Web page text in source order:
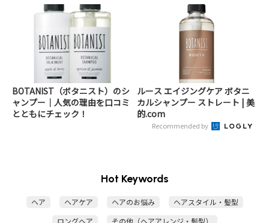
BOTANIST（ボタニスト）のシ
ャンプー｜人気の理由を口コミ
とともにチェック！
ルース エイジングケア ボタニ
カルシャンプー ストレート | 美
的.com
Recommended by
Hot Keywords
ヘア ヘアケア ヘアのお悩み
ヘアスタイル・髪型
ロングヘア
その他（ヘアアレンジ・髪型）